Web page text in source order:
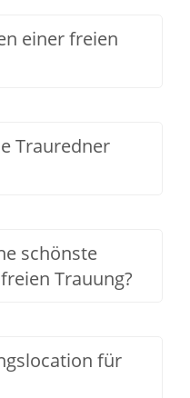
einer freien
Trauredner
schönste
Trauung?
für